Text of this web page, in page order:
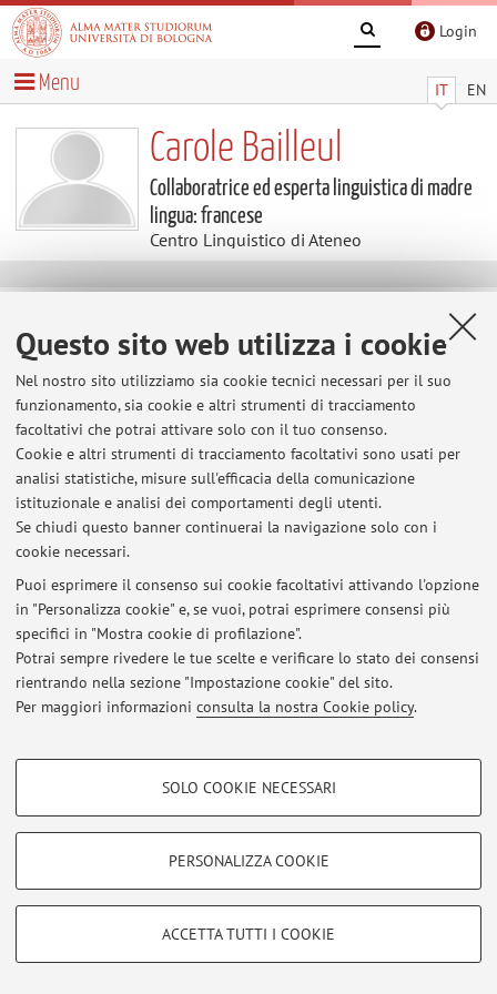
Questo sito web utilizza i cookie
Nel nostro sito utilizziamo sia cookie tecnici necessari per il suo
funzionamento, sia cookie e altri strumenti di tracciamento
facoltativi che potrai attivare solo con il tuo consenso.
Cookie e altri strumenti di tracciamento facoltativi sono usati per
analisi statistiche, misure sull'efficacia della comunicazione
istituzionale e analisi dei comportamenti degli utenti.
Se chiudi questo banner continuerai la navigazione solo con i
cookie necessari.
Puoi esprimere il consenso sui cookie facoltativi attivando l'opzione
in "Personalizza cookie" e, se vuoi, potrai esprimere consensi più
specifici in "Mostra cookie di profilazione".
Potrai sempre rivedere le tue scelte e verificare lo stato dei consensi
rientrando nella sezione "Impostazione cookie" del sito.
Per maggiori informazioni consulta la nostra Cookie policy.
COOKIE DI PROFILAZIONE - FACOLTATIVI
COOKIE TECNICI - NECESSARI
Si tratta di cookie tecnici utilizzati, a titolo esemplificativo, per il corretto
SOLO COOKIE NECESSARI
PERSONALIZZA COOKIE
ACCETTA TUTTI I COOKIE
Login
IT EN
Menu
Carole Bailleul
Collaboratrice ed esperta linguistica di madre
lingua: francese
Centro Linguistico di Ateneo
Al momento non sono presenti contenuti.
Ultimi avvisi
Inizio lezioni di laboratorio
Pubblicato il: 01 luglio 2025
Area riservata
Accedi tramiteloginper gestire tutti i contenuti del sito.
© 2026 - ALMA MATER STUDIORUM - Università di Bologna - Via
Zamboni, 33 - 40126 Bologna - Partita IVA: 01131710376
|Note legali| Impostazioni Cookie